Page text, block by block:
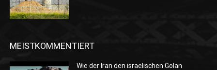
MEISTKOMMENTIERT
Wie der Iran den israelischen Golan